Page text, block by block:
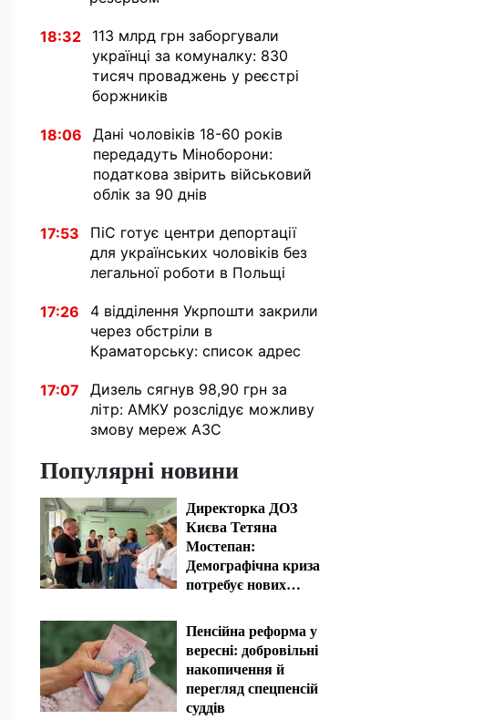
18:32
113 млрд грн заборгували
українці за комуналку: 830
тисяч проваджень у реєстрі
боржників
18:06
Дані чоловіків 18-60 років
передадуть Міноборони:
податкова звірить військовий
облік за 90 днів
17:53
ПіС готує центри депортації
для українських чоловіків без
легальної роботи в Польщі
17:26
4 відділення Укрпошти закрили
через обстріли в
Краматорську: список адрес
17:07
Дизель сягнув 98,90 грн за
літр: АМКУ розслідує можливу
змову мереж АЗС
Популярні новини
Директорка ДОЗ
Києва Тетяна
Мостепан:
Демографічна криза
потребує нових
Пенсійна реформа у
вересні: добровільні
накопичення й
перегляд спецпенсій
суддів